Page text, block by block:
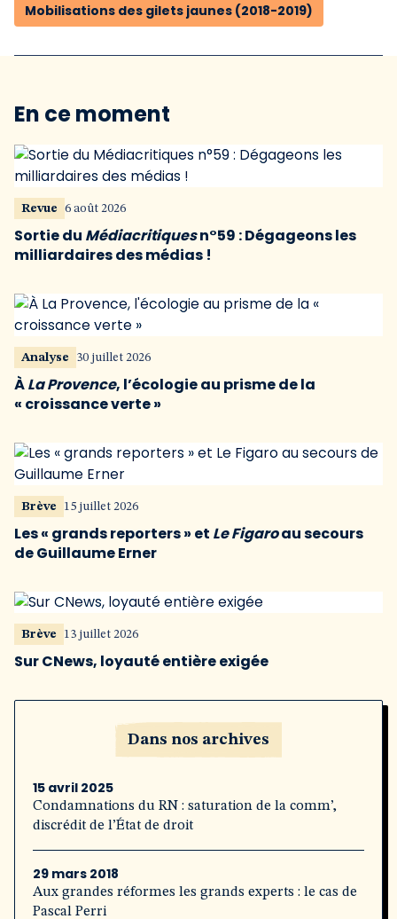
Mobilisations des gilets jaunes (2018-2019)
En ce moment
Revue 6 août 2026
Sortie du Médiacritiquesn°59 : Dégageons les
milliardaires des médias !
Analyse 30 juillet 2026
ÀLa Provence, l’écologie au prisme de la
« croissance verte »
Brève 15 juillet 2026
Les « grands reporters » et Le Figaroau secours
de Guillaume Erner
Brève 13 juillet 2026
Sur CNews, loyauté entière exigée
Dans nos archives
15 avril 2025
Condamnations du RN : saturation de la comm’,
discrédit de l’État de droit
29 mars 2018
Aux grandes réformes les grands experts : le cas de
Pascal Perri